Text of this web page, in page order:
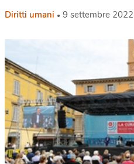
Diritti umani 9 settembre 2022